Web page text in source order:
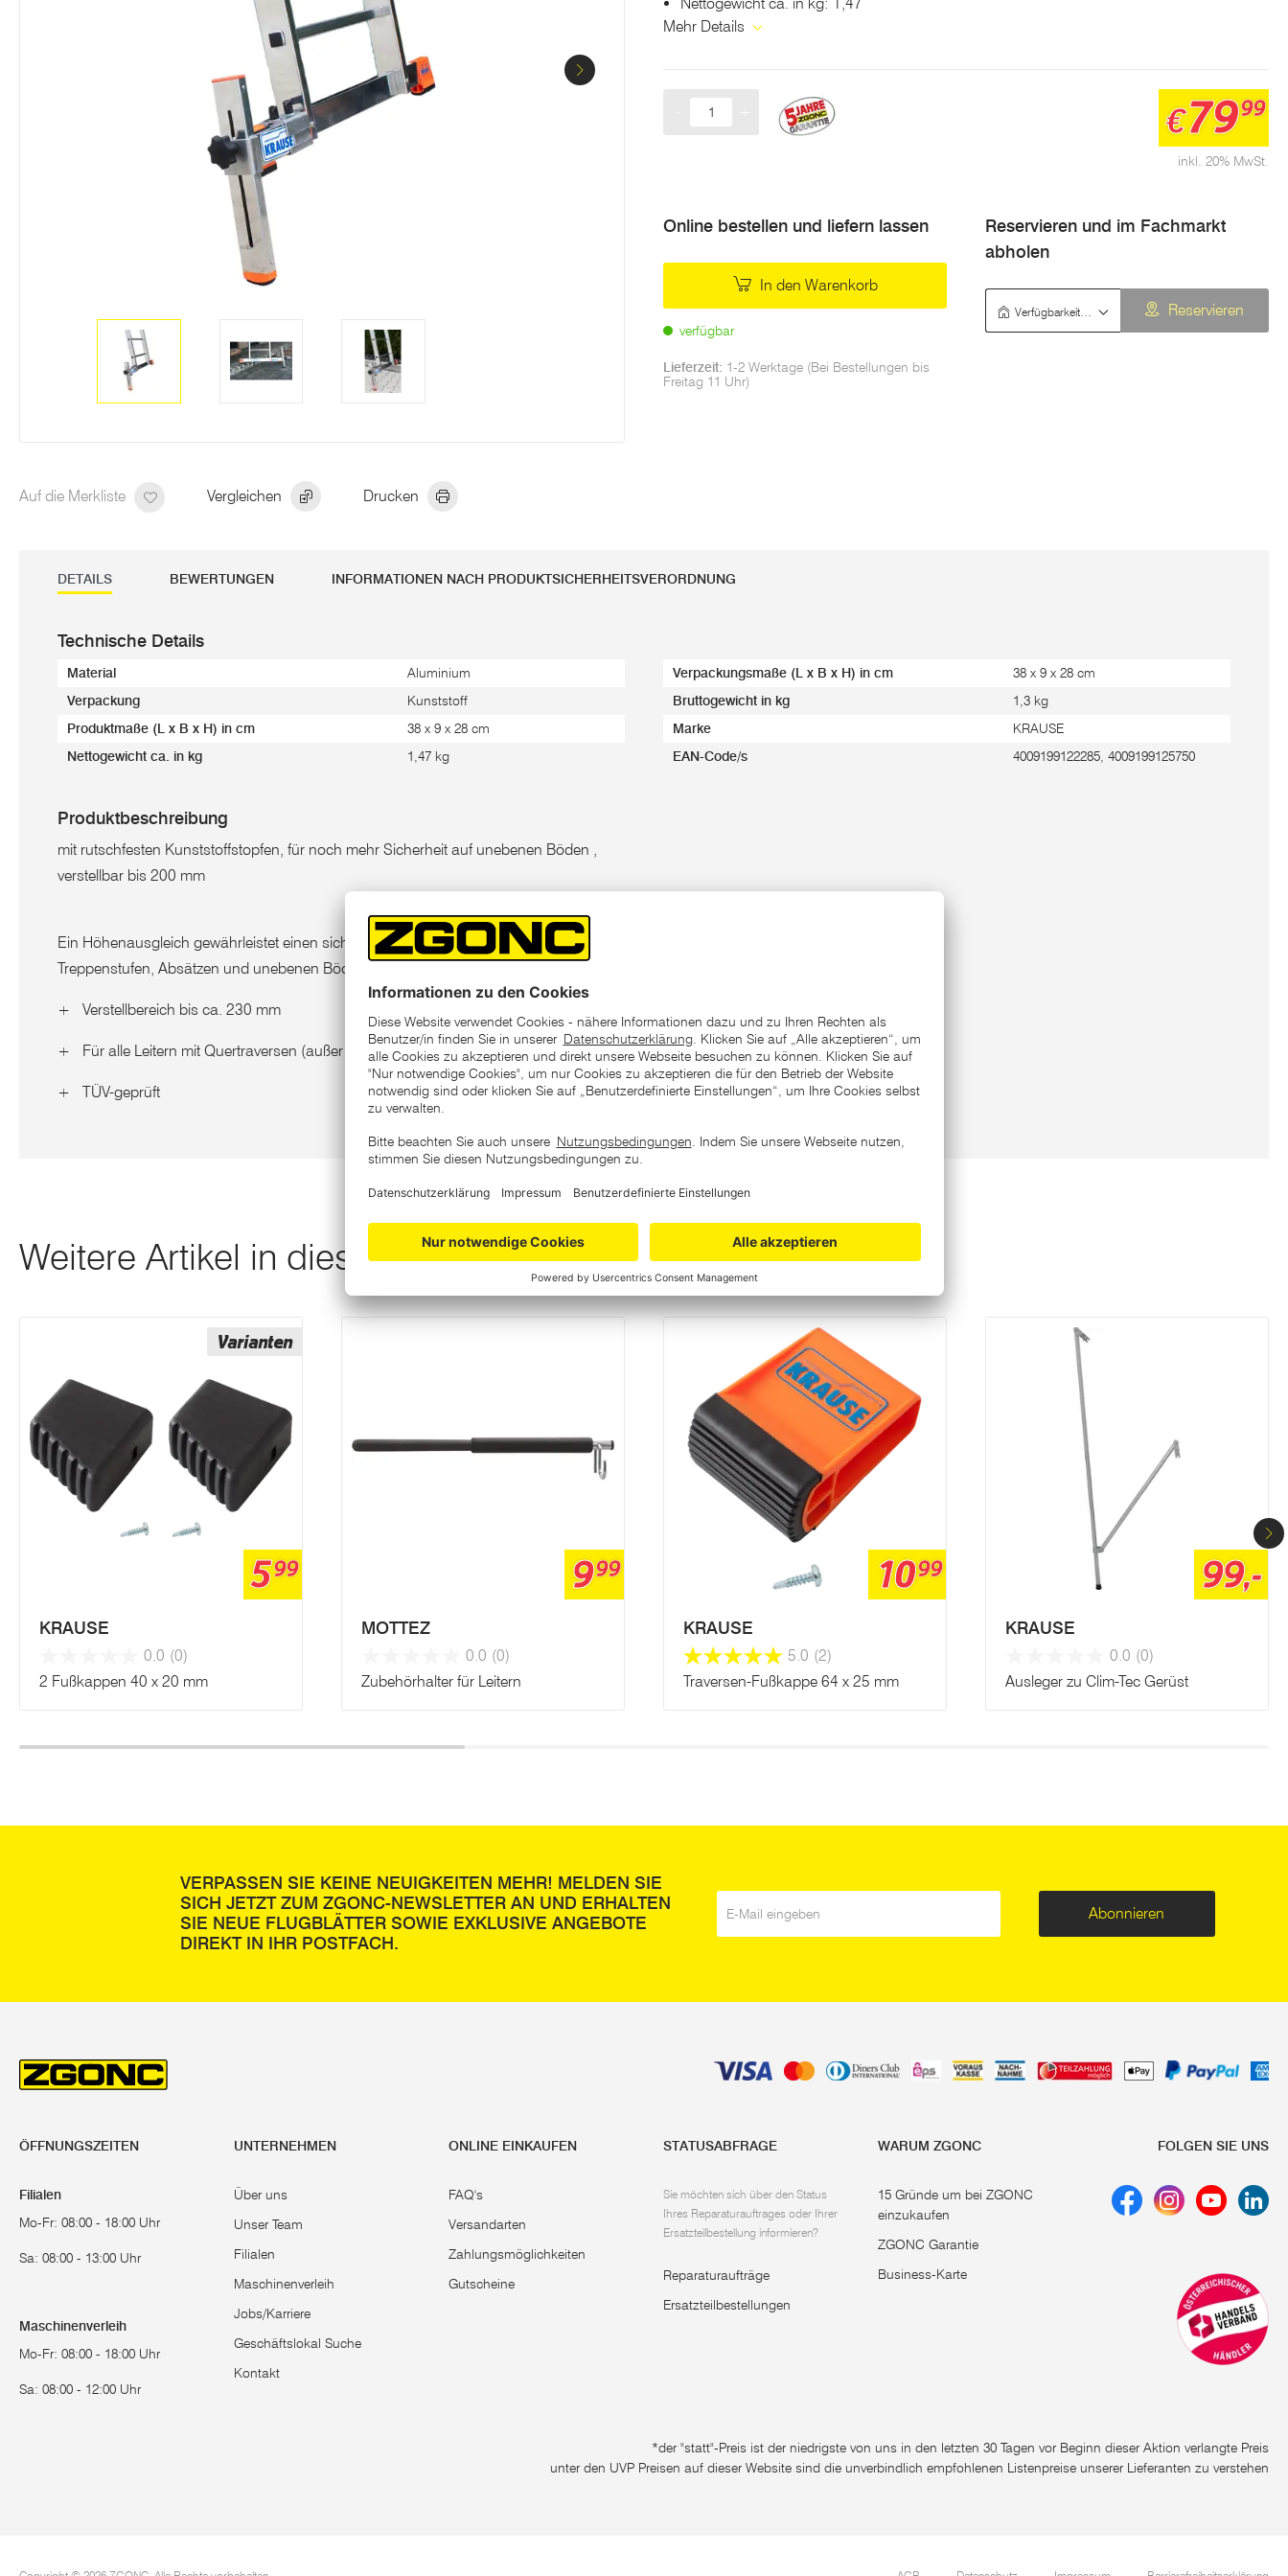
Auf die Merkliste Vergleichen Drucken
Mehr Details
inkl. 20% MwSt.
€7999
Online bestellen und liefern lassen
In den Warenkorb
verfügbar
Lieferzeit: 1-2 Werktage (Bei Bestellungen bis
Freitag 11 Uhr)
Reservieren und im Fachmarkt
abholen
Reservieren
DETAILS BEWERTUNGEN INFORMATIONEN NACH PRODUKTSICHERHEITSVERORDNUNG
Technische Details
Material Aluminium
Verpackung Kunststoff
Produktmaße (L x B x H) in cm 38 x 9 x 28 cm
Nettogewicht ca. in kg 1,47 kg
Verpackungsmaße (L x B x H) in cm 38 x 9 x 28 cm
Bruttogewicht in kg 1,3 kg
Marke KRAUSE
EAN-Code/s 4009199122285, 4009199125750
Produktbeschreibung
mit rutschfesten Kunststoffstopfen, für noch mehr Sicherheit auf unebenen Böden ,
verstellbar bis 200 mm
Ein Höhenausgleich gewährleistet einen sicheren Stand der Traversen auf
Treppenstufen, Absätzen und unebenen Böden.
+ Verstellbereich bis ca. 230 mm
+ Für alle Leitern mit Quertraversen (außer VielzweckLeiter 3 x 6 Sprossen)
+ TÜV-geprüft
Weitere Artikel in dieser Kategorie
Varianten
599
KRAUSE
0.0 (0)
2 Fußkappen 40 x 20 mm
999
MOTTEZ
0.0 (0)
Zubehörhalter für Leitern
1099
KRAUSE
5.0 (2)
Traversen-Fußkappe 64 x 25 mm
99,-
KRAUSE
0.0 (0)
Ausleger zu Clim-Tec Gerüst
VERPASSEN SIE KEINE NEUIGKEITEN MEHR! MELDEN SIE
SICH JETZT ZUM ZGONC-NEWSLETTER AN UND ERHALTEN
SIE NEUE FLUGBLÄTTER SOWIE EXKLUSIVE ANGEBOTE
DIREKT IN IHR POSTFACH.
Abonnieren
ÖFFNUNGSZEITEN
Filialen
Mo-Fr: 08:00 - 18:00 Uhr
Sa: 08:00 - 13:00 Uhr
Maschinenverleih
Mo-Fr: 08:00 - 18:00 Uhr
Sa: 08:00 - 12:00 Uhr
UNTERNEHMEN
Über uns
Unser Team
Filialen
Maschinenverleih
Jobs/Karriere
Geschäftslokal Suche
Kontakt
ONLINE EINKAUFEN
FAQ's
Versandarten
Zahlungsmöglichkeiten
Gutscheine
STATUSABFRAGE
Sie möchten sich über den Status
Ihres Reparaturauftrages oder Ihrer
Ersatzteilbestellung informieren?
Reparaturaufträge
Ersatzteilbestellungen
WARUM ZGONC
15 Gründe um bei ZGONC
einzukaufen
ZGONC Garantie
Business-Karte
FOLGEN SIE UNS
*der "statt"-Preis ist der niedrigste von uns in den letzten 30 Tagen vor Beginn dieser Aktion verlangte Preis
unter den UVP Preisen auf dieser Website sind die unverbindlich empfohlenen Listenpreise unserer Lieferanten zu verstehen